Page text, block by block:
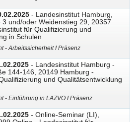
- Landesinstitut Hamburg,
und/oder Weidenstieg 29, 20357
für Qualifizierung und
in Schulen
- Arbeitssicherheit I Präsenz
- Landesinstitut Hamburg -
144-146, 20149 Hamburg -
und Qualitätsentwicklung
- Einführung in LAZVO I Präsenz
- Online-Seminar (LI),